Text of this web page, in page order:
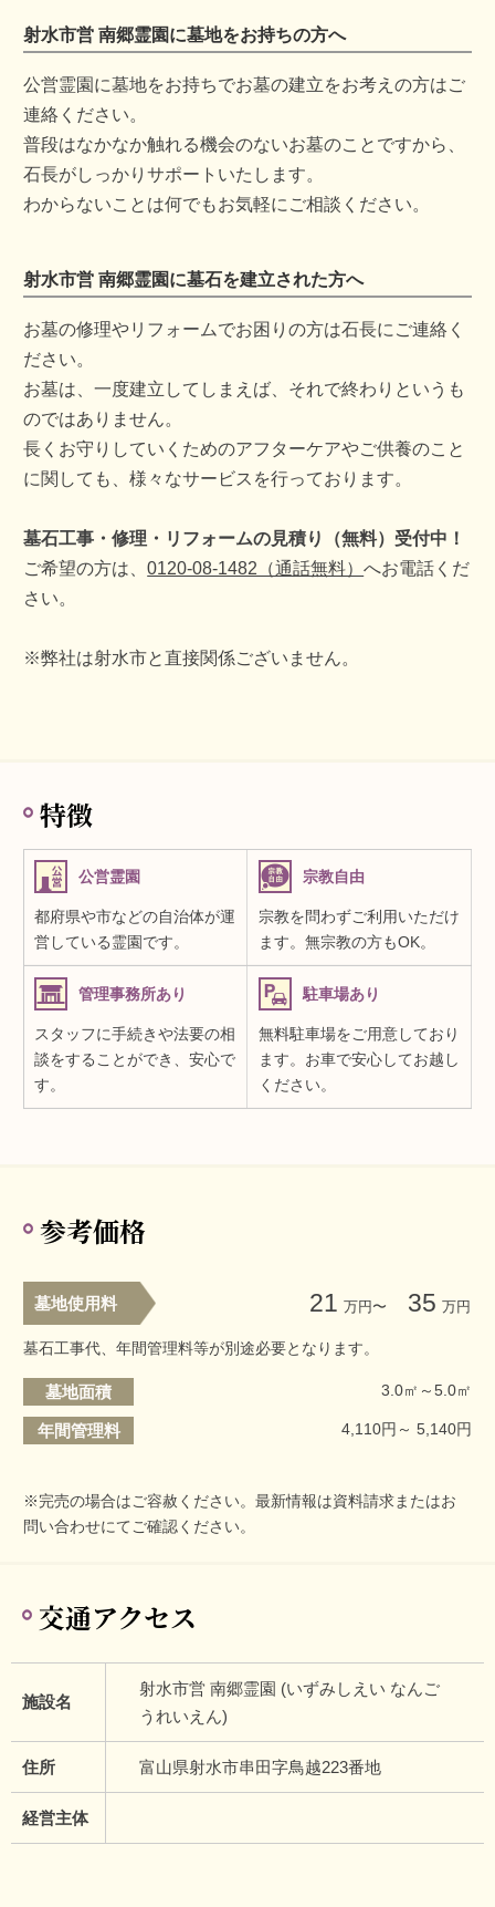
射水市営 南郷霊園に墓地をお持ちの方へ
公営霊園に墓地をお持ちでお墓の建立をお考えの方はご
連絡ください。
普段はなかなか触れる機会のないお墓のことですから、
石長がしっかりサポートいたします。
わからないことは何でもお気軽にご相談ください。
射水市営 南郷霊園に墓石を建立された方へ
お墓の修理やリフォームでお困りの方は石長にご連絡く
ださい。
お墓は、一度建立してしまえば、それで終わりというも
のではありません。
長くお守りしていくためのアフターケアやご供養のこと
に関しても、様々なサービスを行っております。
墓石工事・修理・リフォームの見積り（無料）受付中！
ご希望の方は、0120-08-1482（通話無料）へお電話くだ
さい。
※弊社は射水市と直接関係ございません。
特徴
公営霊園
都府県や市などの自治体が運
営している霊園です。
宗教自由
宗教を問わずご利用いただけ
ます。無宗教の方もOK。
管理事務所あり
スタッフに手続きや法要の相
談をすることができ、安心で
す。
駐車場あり
無料駐車場をご用意しており
ます。お車で安心してお越し
ください。
参考価格
墓地使用料 21 万円〜 35 万円
墓石工事代、年間管理料等が別途必要となります。
墓地面積 3.0㎡～5.0㎡
年間管理料 4,110円～ 5,140円
※完売の場合はご容赦ください。最新情報は資料請求またはお
問い合わせにてご確認ください。
交通アクセス
施設名
射水市営 南郷霊園 (いずみしえい なんご
うれいえん)
住所 富山県射水市串田字鳥越223番地
経営主体